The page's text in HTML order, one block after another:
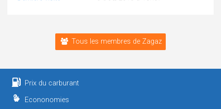
Tous les membres de Zagaz
Prix du carburant
Econonomies